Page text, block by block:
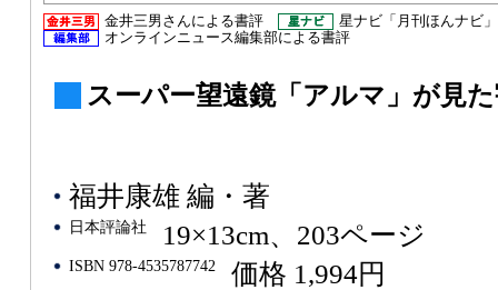
金井三男さんによる書評
星ナビ「月刊ほんナビ
オンラインニュース編集部による書評
スーパー望遠鏡「アルマ」が見
福井康雄 編・著
日本評論社 19×13cm、203ページ
ISBN 978-4535787742 価格 1,994円